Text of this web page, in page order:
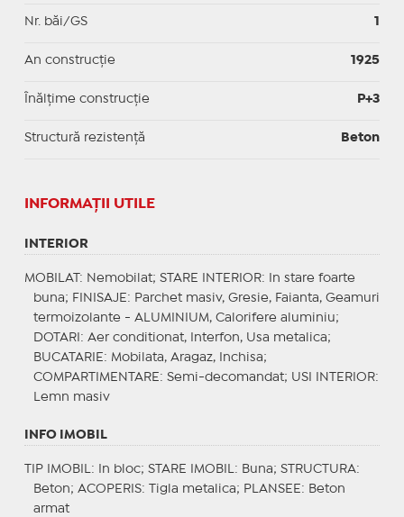
Nr. băi/GS 1
An construcție 1925
Înălțime construcție P+3
Structură rezistență Beton
INFORMAŢII UTILE
INTERIOR
MOBILAT : Nemobilat; STARE INTERIOR: In stare foarte
buna; FINISAJE : Parchet masiv, Gresie, Faianta, Geamuri
termoizolante - ALUMINIUM, Calorifere aluminiu;
DOTARI : Aer conditionat, Interfon, Usa metalica;
BUCATARIE : Mobilata, Aragaz, Inchisa;
COMPARTIMENTARE : Semi-decomandat; USI INTERIOR:
Lemn masiv
INFO IMOBIL
TIP IMOBIL : In bloc; STARE IMOBIL : Buna; STRUCTURA:
Beton; ACOPERIS: Tigla metalica; PLANSEE : Beton
armat